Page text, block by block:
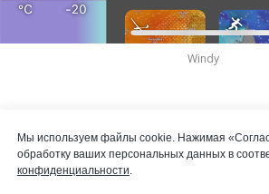
Windy
Мы используем файлы cookie. Нажимая
обработку ваших персональных данных в
конфиденциальности.